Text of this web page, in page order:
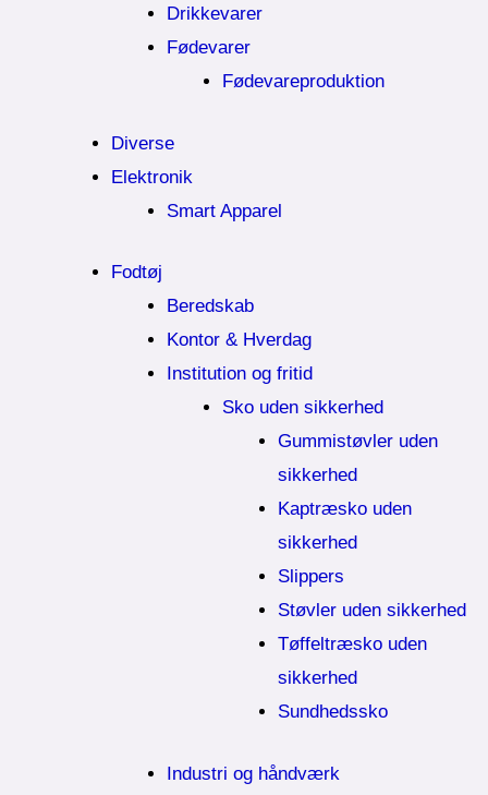
Drikkevarer
Fødevarer
Fødevareproduktion
Diverse
Elektronik
Smart Apparel
Fodtøj
Beredskab
Kontor & Hverdag
Institution og fritid
Sko uden sikkerhed
Gummistøvler uden
sikkerhed
Kaptræsko uden
sikkerhed
Slippers
Støvler uden sikkerhed
Tøffeltræsko uden
sikkerhed
Sundhedssko
Industri og håndværk